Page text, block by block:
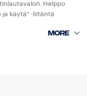
Helppo
ja käytä" -liitäntä
on tehdasasenteiset